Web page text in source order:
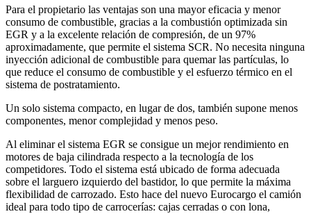
Para el propietario las ventajas son una mayor eficacia y menor
consumo de combustible, gracias a la combustión optimizada sin
EGR y a la excelente relación de compresión, de un 97%
aproximadamente, que permite el sistema SCR. No necesita ninguna
inyección adicional de combustible para quemar las partículas, lo
que reduce el consumo de combustible y el esfuerzo térmico en el
sistema de postratamiento.
Un solo sistema compacto, en lugar de dos, también supone menos
componentes, menor complejidad y menos peso.
Al eliminar el sistema EGR se consigue un mejor rendimiento en
motores de baja cilindrada respecto a la tecnología de los
competidores. Todo el sistema está ubicado de forma adecuada
sobre el larguero izquierdo del bastidor, lo que permite la máxima
flexibilidad de carrozado. Esto hace del nuevo Eurocargo el camión
ideal para todo tipo de carrocerías: cajas cerradas o con lona,